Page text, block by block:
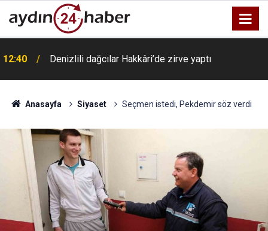
12:40 Denizlili dağcılar Hakkâri’de zirve yaptı
Anasayfa Siyaset Seçmen istedi, Pekdemir söz verdi